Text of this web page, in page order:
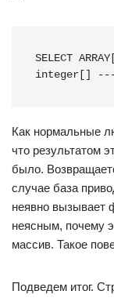
SELECT
integer[]
Как нормальные
что результатом
было.
случае база
неявно вызывает
неясным, почему
массив. Такое
Подведем итог.